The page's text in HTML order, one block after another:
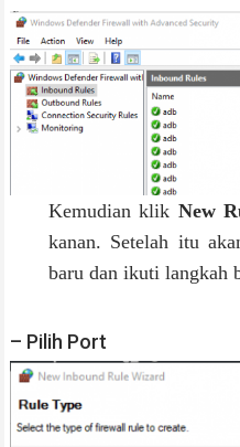
Kemudian klik New
kanan. Setelah itu
baru dan ikuti langkah
– Pilih Port